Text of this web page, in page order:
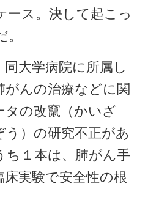
ース。決して起こっ
大学病院に所属し
がんの治療などに関
タの改竄（かいざ
う）の研究不正があ
ち１本は、肺がん手
実験で安全性の根